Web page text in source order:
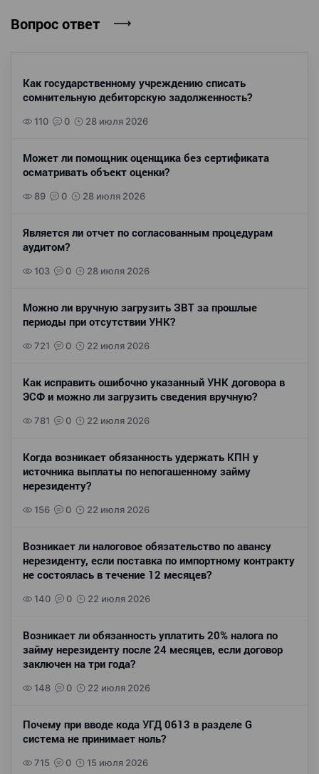
Вопрос ответ
Как государственному учреждению списать
сомнительную дебиторскую задолженность?
110 0 28 июля 2026
Может ли помощник оценщика без сертификата
осматривать объект оценки?
89 0 28 июля 2026
Является ли отчет по согласованным процедурам
аудитом?
103 0 28 июля 2026
Можно ли вручную загрузить ЗВТ за прошлые
периоды при отсутствии УНК?
721 0 22 июля 2026
Как исправить ошибочно указанный УНК договора в
ЭСФ и можно ли загрузить сведения вручную?
781 0 22 июля 2026
Когда возникает обязанность удержать КПН у
источника выплаты по непогашенному займу
нерезиденту?
156 0 22 июля 2026
Возникает ли налоговое обязательство по авансу
нерезиденту, если поставка по импортному контракту
не состоялась в течение 12 месяцев?
140 0 22 июля 2026
Возникает ли обязанность уплатить 20% налога по
займу нерезиденту после 24 месяцев, если договор
заключен на три года?
148 0 22 июля 2026
Почему при вводе кода УГД 0613 в разделе G
система не принимает ноль?
715 0 15 июля 2026